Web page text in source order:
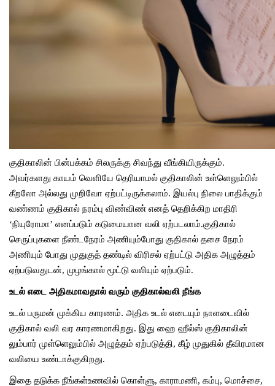
குதிகாலின் பின்பக்கம் சிலருக்கு சிவந்து வீங்கியிருக்கும்.
அவர்களது காயம் வெளியே தெரியாமல் குதிகாலின் உள்ளெலும்பில்
கீறலோ அல்லது முறிவோ ஏற்பட்டிருக்கலாம். இயல்பு நிலை பாதிக்கும்
வண்ணம் குதிகால் நரம்பு விண்விண் எனத் தெறிக்கிற மாதிரி
‘நியுரோமா’ எனப்படும் கடுமையான வலி ஏற்படலாம்.குதிகால்
செருப்புகளை நீண்டநேரம் அணியும்போது குதிகால் தசை நேரம்
அணியும் போது முதுகுத் தண்டில் விரிசல் ஏற்பட்டு அதிக அழுத்தம்
ஏற்படுவதுடன், முழங்கால் மூட்டு வலியும் ஏற்படும்.
உடல் எடை அதிகமாவதால் வரும் குதிகால்வலி நீங்க
உடல் பருமன் முக்கிய காரணம். அதிக உடல் எடையும் நாளடைவில்
குதிகால் வலி வர காரணமாகிறது. இது ஹை ஹீல்ஸ் குதிகாலின்
லும்பார் முள்ளெலும்பில் அழுத்தம் ஏற்படுத்தி, கீழ் முதுகில் தீவிரமான
வலியை உண்டாக்குகிறது.
இதை தடுக்க நீங்கள்உணவில் கொள்ளு, காராமணி, கம்பு, மொச்சை,